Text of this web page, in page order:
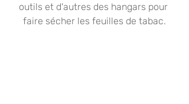
outils et d'autres des hangars pour
faire sécher les feuilles de tabac.